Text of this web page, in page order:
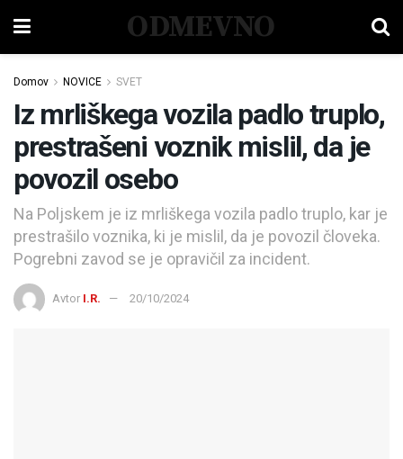
ODMEVNO
Domov NOVICE SVET
Iz mrliškega vozila padlo truplo,
prestrašeni voznik mislil, da je
povozil osebo
Na Poljskem je iz mrliškega vozila padlo truplo, kar je
prestrašilo voznika, ki je mislil, da je povozil človeka.
Pogrebni zavod se je opravičil za incident.
Avtor I.R. 20/10/2024